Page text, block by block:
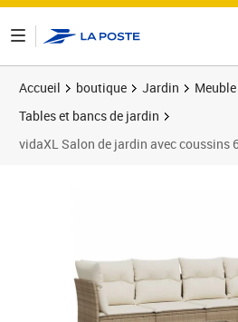
Accueil boutique Jardin
Tables et bancs de jardin
vidaXL Salon de jardin avec coussins